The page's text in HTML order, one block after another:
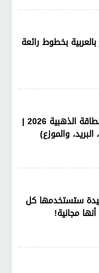
بخطوط رائعة
تغيير رقم الهاتف في البطاقة الذهبية 2026 |
والموزع)
ستستخدمها كل
مجانية!